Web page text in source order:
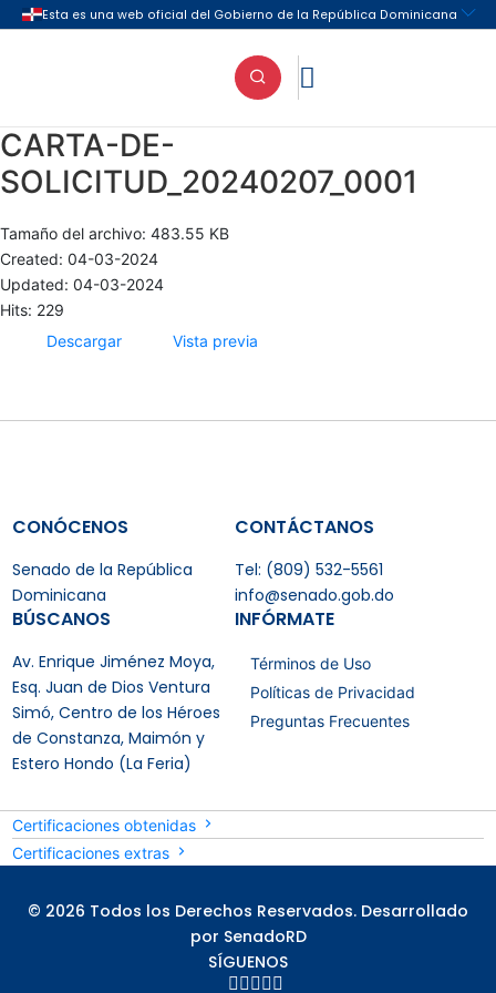

CARTA-DE-
SOLICITUD_20240207_0001
Tamaño del archivo: 483.55 KB
Created: 04-03-2024
Updated: 04-03-2024
Hits: 229
Descargar
Vista previa
CONÓCENOS
Senado de la República
Dominicana
CONTÁCTANOS
Tel: (809) 532-5561
info@senado.gob.do
BÚSCANOS
Av. Enrique Jiménez Moya,
Esq. Juan de Dios Ventura
Simó, Centro de los Héroes
de Constanza, Maimón y
Estero Hondo (La Feria)
INFÓRMATE
Términos de Uso
Políticas de Privacidad
Preguntas Frecuentes
Certificaciones obtenidas
Certificaciones extras
© 2026 Todos los Derechos Reservados. Desarrollado
por SenadoRD
SÍGUENOS
    